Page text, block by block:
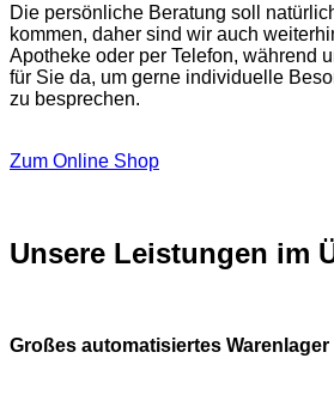
Die persönliche Beratung soll
kommen, daher sind wir auch
Apotheke oder per Telefon, während
für Sie da, um gerne individuelle
zu besprechen.
Zum Online Shop
Unsere Leistungen im
Großes automatisiertes Warenlager